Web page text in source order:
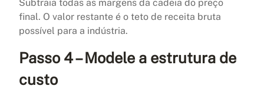
Subtraia todas as margens da cadeia do preço
final. O valor restante é o teto de receita bruta
possível para a indústria.
Passo 4 – Modele a estrutura de
custo